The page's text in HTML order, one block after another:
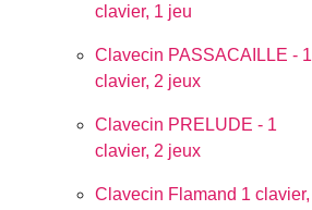
clavier, 1 jeu
Clavecin PASSACAILLE - 1
clavier, 2 jeux
Clavecin PRELUDE - 1
clavier, 2 jeux
Clavecin Flamand 1 clavier,